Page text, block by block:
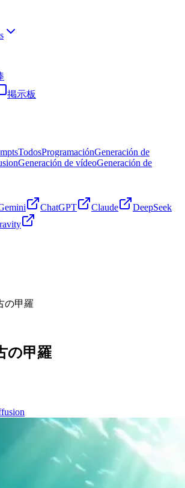
掲示板
TodosProgramaciónGeneración de
Generación de vídeoGeneración de
ChatGPT Claude
DeepSeek
の甲羅
の甲羅